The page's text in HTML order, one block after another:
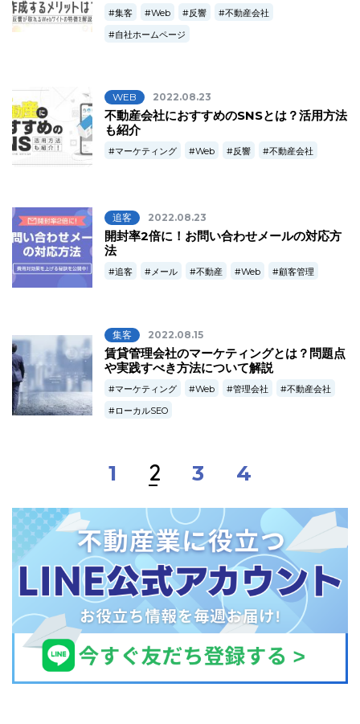
集客 Web 反響
不動産会社
自社ホームページ
WEB 2022.08.23
不動産会社におすすめのSNSとは？活用方法
も紹介
マーケティング Web 反響 不動産会社
追客 2022.08.23
開封率2倍に！お問い合わせメールの対応方
法
追客 メール 不動産 Web 顧客管理
集客 2022.08.15
賃貸管理会社のマーケティングとは？問題点
や実践すべき方法について解説
マーケティング Web 管理会社
不動産会社
ローカルSEO
1 2 3 4